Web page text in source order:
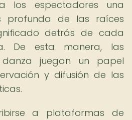
los espectadores una
profunda de las raíces
detrás de cada
De esta manera, las
danza juegan un papel
y difusión de las
a plataformas de